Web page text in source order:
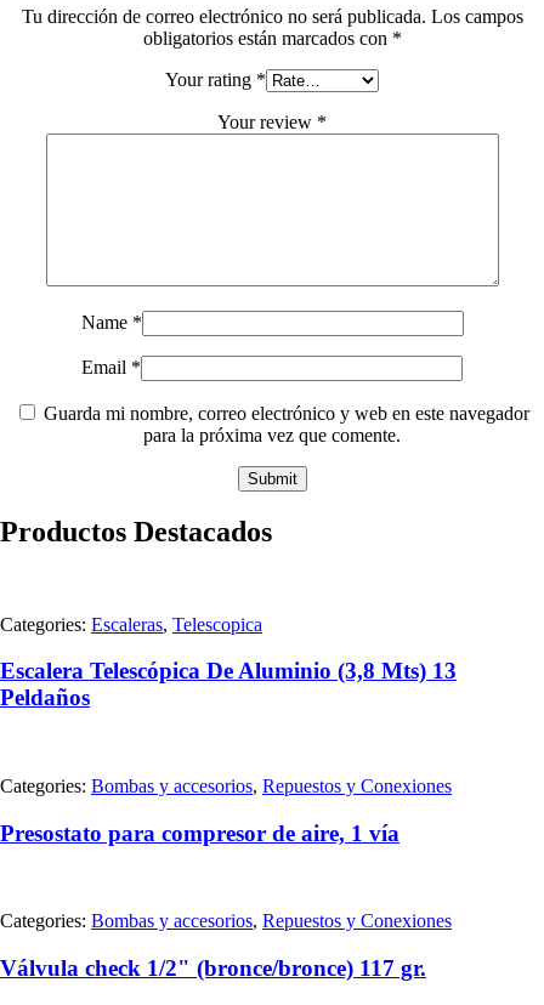
Tu dirección de correo electrónico no será publicada. Los campos
obligatorios están marcados con *
Your rating *
Your review *
Name *
Email *
Guarda mi nombre, correo electrónico y web en este navegador
para la próxima vez que comente.
Productos Destacados
Categories: Escaleras, Telescopica
Escalera Telescópica De Aluminio (3,8 Mts) 13
Peldaños
Categories: Bombas y accesorios, Repuestos y Conexiones
Presostato para compresor de aire, 1 vía
Categories: Bombas y accesorios, Repuestos y Conexiones
Válvula check 1/2" (bronce/bronce) 117 gr.